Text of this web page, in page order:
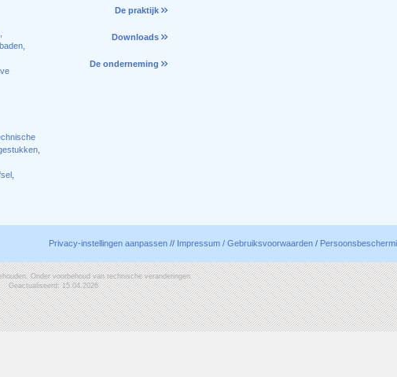
,
,
De praktijk
Downloads
De onderneming
Privacy-instellingen aanpassen // Impressum / Gebruiksvoorwaarden /
Onder voorbehoud van technische veranderingen.
Geactualiseerd: 15.04.2026